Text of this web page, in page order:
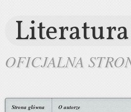
OFICJALNA
Strona główna O autorze